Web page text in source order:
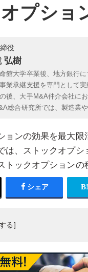
オプショ
役
弘樹
館大学卒業後、地方銀行
業承継支援を専門として実
後、大手M&A仲介会社に
総合研究所では、製造業
ョンの効果を最大
は、ストックオプ
トックオプションの
シェア
オプションと税制